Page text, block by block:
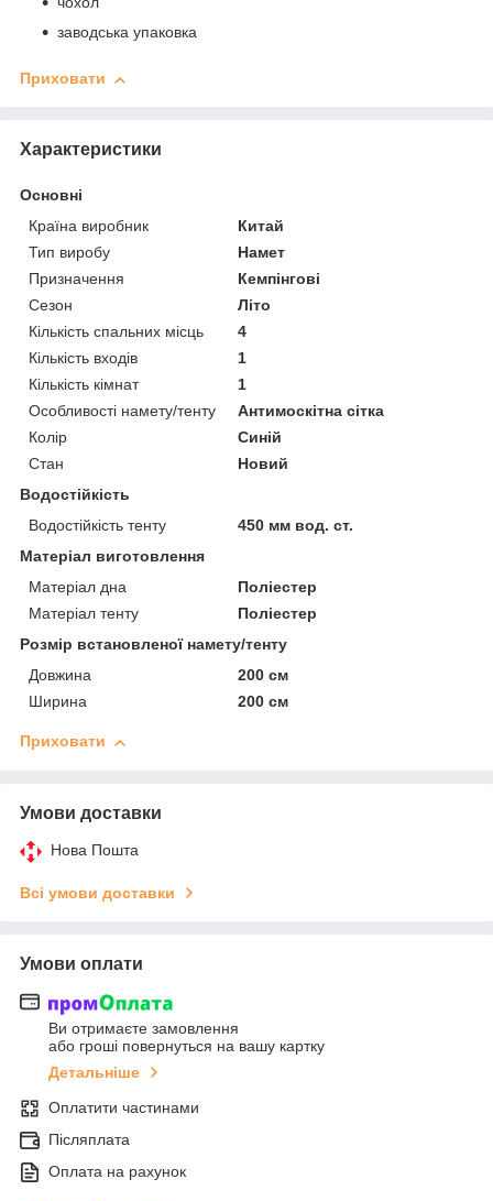
заводська упаковка
Приховати
Характеристики
Основні
Країна виробник
Китай
Тип виробу
Намет
Призначення
Кемпінгові
Сезон
Літо
Кількість спальних місць
4
Кількість входів
1
Кількість кімнат
1
Особливості намету/тенту
Антимоскітна сітка
Колір
Синій
Стан
Новий
Водостійкість
Водостійкість тенту
450 мм вод. ст.
Матеріал виготовлення
Матеріал дна
Поліестер
Матеріал тенту
Поліестер
Розмір встановленої намету/тенту
Довжина
200 см
Ширина
200 см
Приховати
Умови доставки
Нова Пошта
Всі умови доставки
Умови оплати
Ви отримаєте замовлення
або гроші повернуться на вашу картку
Детальніше
Оплатити частинами
Післяплата
Оплата на рахунок